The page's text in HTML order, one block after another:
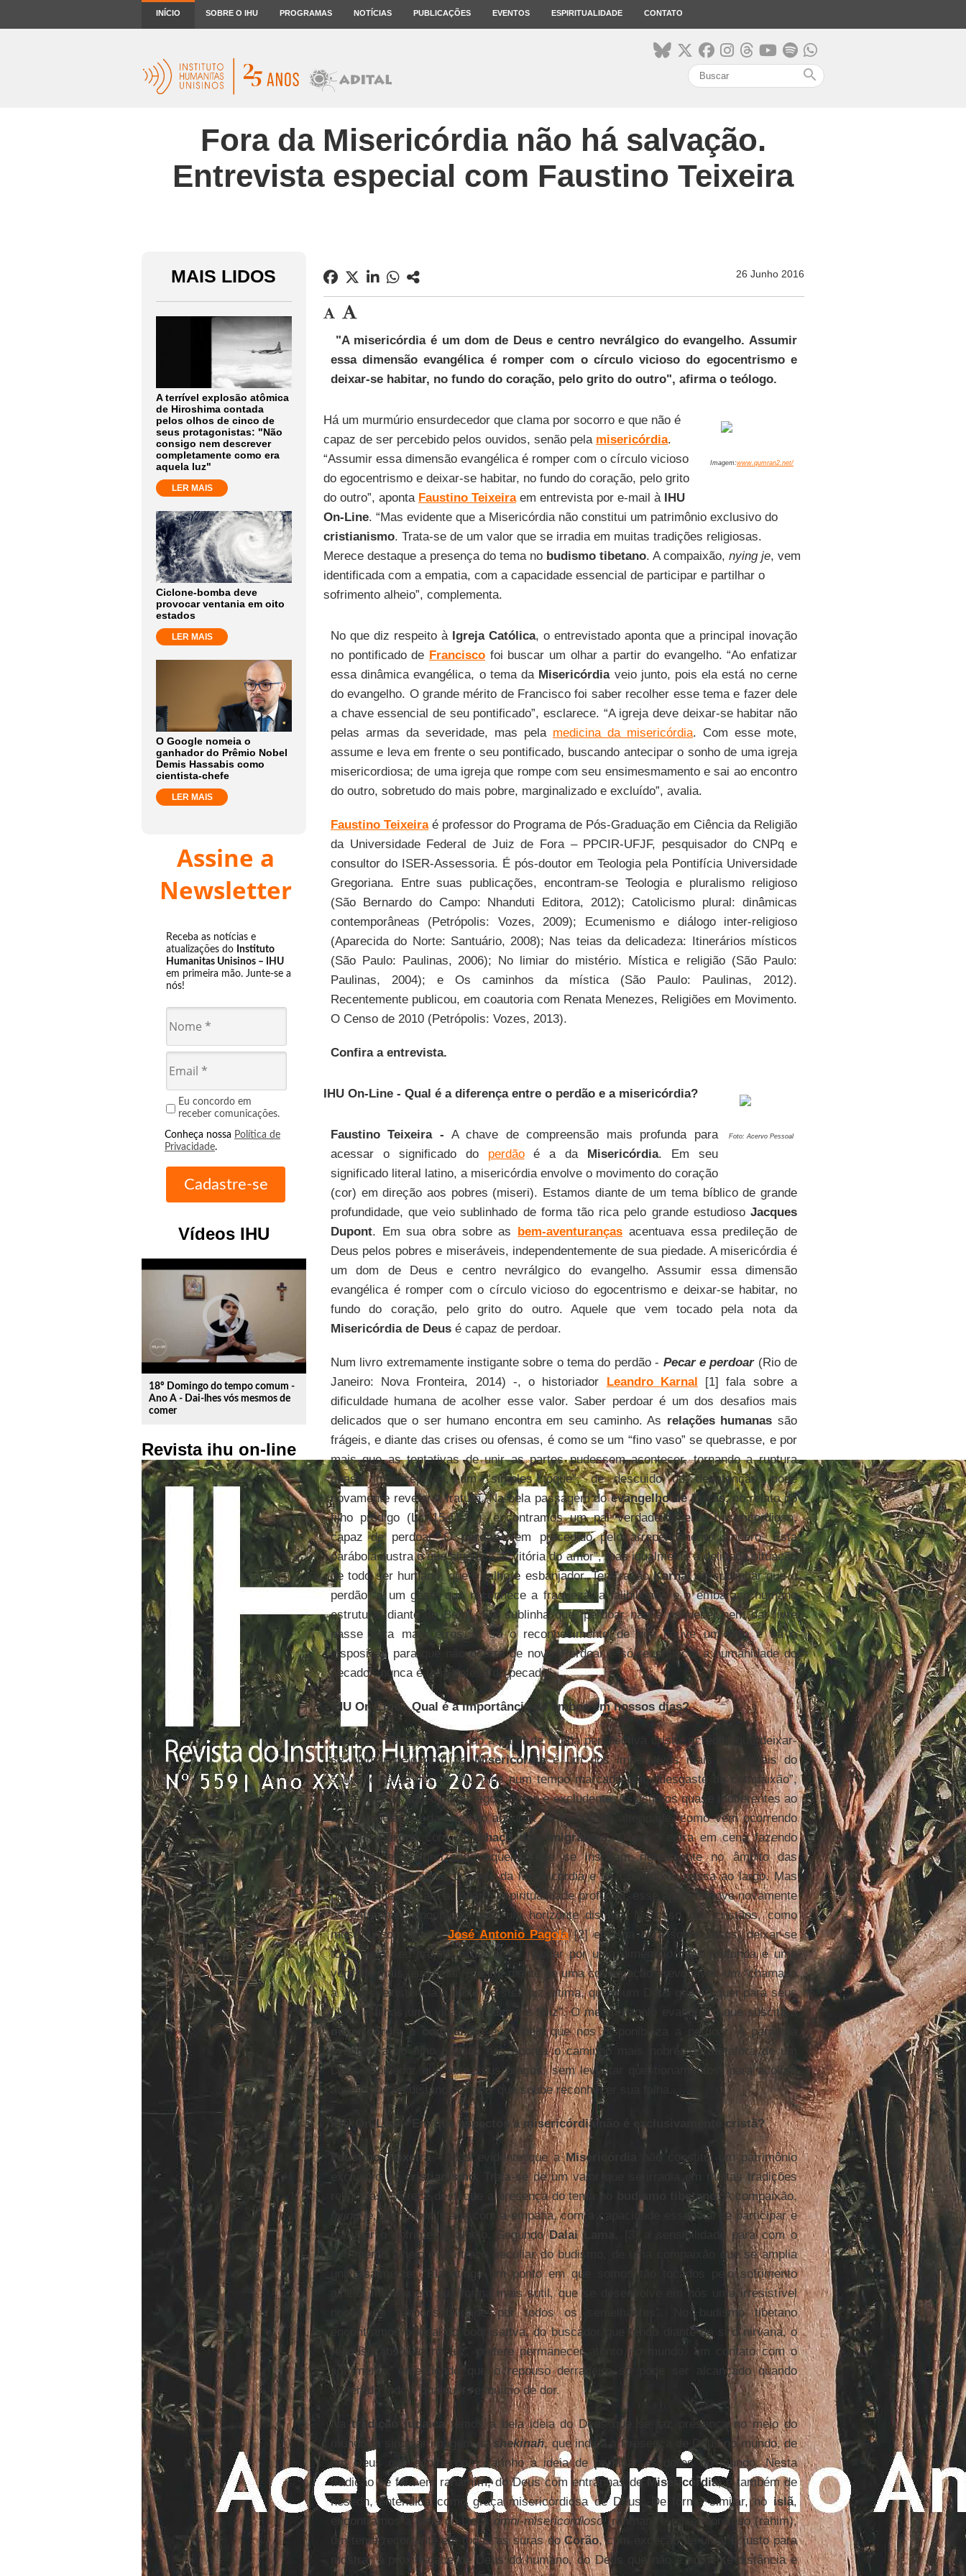
INÍCIO SOBRE O IHU PROGRAMAS NOTÍCIAS PUBLICAÇÕES EVENTOS ESPIRITUALIDADE CONTATO
search
Fora da Misericórdia não há salvação.
Entrevista especial com Faustino Teixeira
MAIS LIDOS
A terrível explosão atômica
de Hiroshima contada
pelos olhos de cinco de
seus protagonistas: "Não
consigo nem descrever
completamente como era
aquela luz"
LER MAIS
Ciclone-bomba deve
provocar ventania em oito
estados
LER MAIS
O Google nomeia o
ganhador do Prêmio Nobel
Demis Hassabis como
cientista-chefe
LER MAIS
Assine a
Newsletter
Receba as notícias e
atualizações do Instituto
Humanitas Unisinos – IHU
em primeira mão. Junte-se a
nós!
Eu concordo em
receber comunicações.
Conheça nossa Política de
Privacidade.
Vídeos IHU
play_circle_outline
18º Domingo do tempo comum -
Ano A - Dai-lhes vós mesmos de
comer
Revista ihu on-line
26 Junho 2016
"A misericórdia é um dom de Deus e centro nevrálgico do evangelho. Assumir
essa dimensão evangélica é romper com o círculo vicioso do egocentrismo e
deixar-se habitar, no fundo do coração, pelo grito do outro", afirma o teólogo.
Imagem:www.qumran2.net/
Há um murmúrio ensurdecedor que clama por socorro e que não é
capaz de ser percebido pelos ouvidos, senão pela misericórdia.
“Assumir essa dimensão evangélica é romper com o círculo vicioso
do egocentrismo e deixar-se habitar, no fundo do coração, pelo grito
do outro”, aponta Faustino Teixeiraem entrevista por e-mail àIHU
On-Line. “Mas evidente que a Misericórdia não constitui um patrimônio exclusivo do
cristianismo. Trata-se de um valor que se irradia em muitas tradições religiosas.
Merece destaque a presença do tema no budismo tibetano. A compaixão, nying je, vem
identificada com a empatia, com a capacidade essencial de participar e partilhar o
sofrimento alheio”, complementa.
No que diz respeito à Igreja Católica, o entrevistado aponta que a principal inovação
no pontificado de Francisco foi buscar um olhar a partir do evangelho. “Ao enfatizar
essa dinâmica evangélica, o tema da Misericórdiaveio junto, pois ela está no cerne
do evangelho. O grande mérito de Francisco foi saber recolher esse tema e fazer dele
a chave essencial de seu pontificado”, esclarece. “A igreja deve deixar-se habitar não
pelas armas da severidade, mas pela medicina da misericórdia. Com esse mote,
assume e leva em frente o seu pontificado, buscando antecipar o sonho de uma igreja
misericordiosa; de uma igreja que rompe com seu ensimesmamento e sai ao encontro
do outro, sobretudo do mais pobre, marginalizado e excluído”, avalia.
Faustino Teixeiraé professor do Programa de Pós-Graduação em Ciência da Religião
da Universidade Federal de Juiz de Fora – PPCIR-UFJF, pesquisador do CNPq e
consultor do ISER-Assessoria. É pós-doutor em Teologia pela Pontifícia Universidade
Gregoriana. Entre suas publicações, encontram-se Teologia e pluralismo religioso
(São Bernardo do Campo: Nhanduti Editora, 2012); Catolicismo plural: dinâmicas
contemporâneas (Petrópolis: Vozes, 2009); Ecumenismo e diálogo inter-religioso
(Aparecida do Norte: Santuário, 2008); Nas teias da delicadeza: Itinerários místicos
(São Paulo: Paulinas, 2006); No limiar do mistério. Mística e religião (São Paulo:
Paulinas, 2004); e Os caminhos da mística (São Paulo: Paulinas, 2012).
Recentemente publicou, em coautoria com Renata Menezes, Religiões em Movimento.
O Censo de 2010 (Petrópolis: Vozes, 2013).
Confira a entrevista.
Foto: Acervo Pessoal
IHU On-Line - Qual é a diferença entre o perdão e a misericórdia?
Faustino Teixeira - A chave de compreensão mais profunda para
acessar o significado do
perdãoé a da Misericórdia. Em seu
significado literal latino, a misericórdia envolve o movimento do coração
(cor) em direção aos pobres (miseri). Estamos diante de um tema bíblico de grande
profundidade, que veio sublinhado de forma tão rica pelo grande estudioso Jacques
Dupont. Em sua obra sobre as bem-aventuranças acentuava essa predileção de
Deus pelos pobres e miseráveis, independentemente de sua piedade. A misericórdia é
um dom de Deus e centro nevrálgico do evangelho. Assumir essa dimensão
evangélica é romper com o círculo vicioso do egocentrismo e deixar-se habitar, no
fundo do coração, pelo grito do outro. Aquele que vem tocado pela nota da
Misericórdia de Deusé capaz de perdoar.
Num livro extremamente instigante sobre o tema do perdão - Pecar e perdoar(Rio de
Janeiro: Nova Fronteira, 2014) -, o historiador Leandro Karnal [1] fala sobre a
dificuldade humana de acolher esse valor. Saber perdoar é um dos desafios mais
delicados que o ser humano encontra em seu caminho. As relações humanas são
frágeis, e diante das crises ou ofensas, é como se um “fino vaso” se quebrasse, e por
mais que as tentativas de unir as partes pudessem acontecer, tornando a ruptura
quase imperceptível, um “simples toque”, de descuido ou desatenção, pode
novamente revelar a fratura. Na bela passagem doevangelho de Lucas,no relato do
filho pródigo (Lc 15,11-32), encontramos um pai verdadeiramente misericordioso,
capaz de perdoar. Operdãovem precedido pelo arrependimento sincero. Esta
parábola ilustra o que significa a “vitória do amor”, mas igualmente a delicada situação
de todo ser humano, que é falho e esbanjador. Tem razãoKarnalao sublinhar que o
perdão “é um gesto que reconhece a fraqueza, a falibilidade e o embaraço humano
estrutural diante do Bem”. Ele sublinha que “perdoar não é esquecer nem dar livre
passe para mais erros. É só o reconhecimento de que houve um erro e há a
disposição para que não ocorra de novo. Perdoar é só reconhecer a humanidade do
pecador, nunca é uma defesa do pecado”.
IHU On-Line - Qual é a importância de ambos em nossos dias?
Faustino Teixeira -Falando a partir de minha perspectiva cristã, acredito que deixar-
se animar pelo dom daMisericórdiaé um dos imperativos mais essenciais do
seguimento de Jesus. Vivemos num tempo marcado pelo “desgaste da compaixão”,
um tempo de aquecimento egocêntrico e excludente. Assistimos quase indiferentes ao
triste espetáculo da rejeição absurda do mundo da alteridade, como vem ocorrendo
hoje naEuropacom orechaço dos imigrantes. O outro entra em cena fazendo
“barulho” e atemorizando aqueles que se instalam rigidamente no âmbito das
identidades cerradas. O apelo da Misericórdia e da Compaixão passa ao largo. Mas
para os que buscam acionar a espiritualidade profunda, esse apelo remove novamente
as entranhas, apontando para um horizonte distinto. No caso dos cristãos, como
mostrou com acertoJosé Antonio Pagola[2] em sua obra sobre Jesus, deixar-se
tocar pelo seu projeto é deixar-se habitar por uma dimensão mais profunda e uma
verdade mais essencial. É estar diante de uma convocação irrevogável: um “chamado
a viver a existência a partir de sua raiz última, que é um Deus que só quer para seus
filhos e filhas uma vida mais digna e feliz”. O mesmo apelo evangélico que suscita a
misericórdia e compaixãoé o apelo que nos disponibiliza a perdoar. A parábola
evangélica do filho pródigo nos aponta o caminho mais nobre: da metáfora de um
Deus acolhedor que abre seus braços, sem levantar questionamentos, para acolher
aquele que se distanciou, mas que soube reconhecer sua falha.
IHU On-Line - Em que aspectos a misericórdia não é exclusivamente cristã?
Faustino Teixeira – Mas evidente que aMisericórdia
não constitui um patrimônio
exclusivo do
cristianismo . Trata-se de um valor que se irradia em muitas tradições
religiosas. Merece destaque a presença do tema no
budismo tibetano. A compaixão,
nying je, vem identificada com a empatia, com a capacidade essencial de participar e
partilhar o sofrimento alheio. SegundoDalai Lama
, [3] a sensibilidade para com o
sofrimento alheio é um traço peculiar do budismo, de uma compaixão que se amplia
universalmente: “Ela atinge um ponto em que somos tão tocados pelo sofrimento
alheio, mesmo em sua forma mais sutil, que se desenvolve em nós uma irresistível
noção de responsabilidade por todos os semelhantes”. No budismo tibetano
encontramos o ideal do bodhisattva, do buscador que tendo diante de si o nirvana, o
repouso absoluto na luz, prefere permanecer atento no mundo, em contato com o
sofrimento, entendendo que o repouso derradeiro só pode ser alcançado quando
superado todo e qualquer resquício de dor.
Natradição judaica temos a bela ideia do Deus que se faz presença no meio do
mundo: a singular imagem dashekinah, que indica a Presença de Deus no mundo, de
um Deus que acolhe com carinho a ideia de partilhar as dores do mundo. Nesta
tradição se fala em rahamîm, do Deus com entranhas deMisericórdia; e também de
hesedh, entendida como graça misericordiosa de Deus. De forma similar, no islã,
encontramos a ideia do Deusomni-misericordioso(rahman) e misericordioso (rahim),
um tema recorrente em todas as suras doCorão, com exceção de uma. E justo para
mostrar a proximidade de Deus do humano, do Deus que não é somente distância e